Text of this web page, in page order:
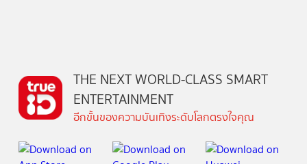
THE NEXT WORLD-CLASS SMART
ENTERTAINMENT
อีกขั้นของความบันเทิงระดับโลกตรงใจคุณ